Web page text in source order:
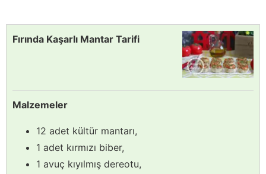
Fırında Kaşarlı Mantar Tarifi
Malzemeler
12 adet kültür mantarı,
1 adet kırmızı biber,
1 avuç kıyılmış dereotu,